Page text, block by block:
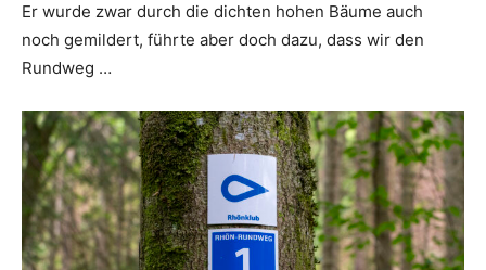
Er wurde zwar durch die dichten hohen Bäume auch
noch gemildert, führte aber doch dazu, dass wir den
Rundweg …